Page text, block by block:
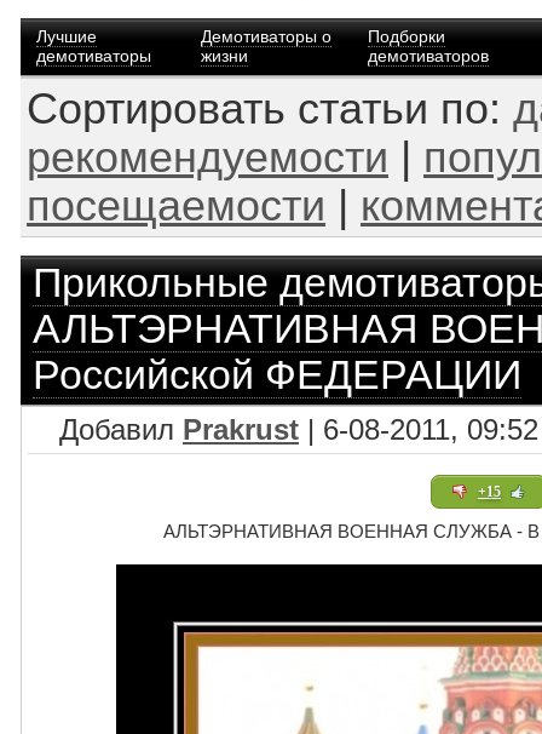
Лучшие
демотиваторы
Демотиваторы о
жизни
Подборки
демотиваторов
Сортировать статьи по:
рекомендуемости
посещаемости
Прикольные
АЛЬТЭРНАТИВНАЯ
Российской ФЕДЕРАЦИИ
Добавил Prakrust | 6-08-2011, 09:52
+15
АЛЬТЭРНАТИВНАЯ ВОЕННАЯ СЛУЖБА - В